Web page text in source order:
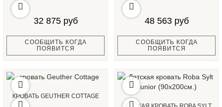
32 875 руб
СООБЩИТЬ КОГДА
ПОЯВИТСЯ
48 563 руб
СООБЩИТЬ КОГДА
ПОЯВИТСЯ
КРОВАТЬ GEUTHER COTTAGE